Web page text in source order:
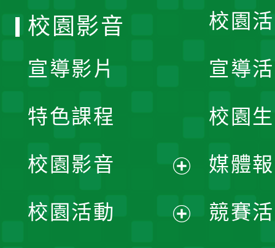
校園
宣導
校園
媒體
競賽
校園影音
宣導影片
特色課程
校園影音
開
校園活動